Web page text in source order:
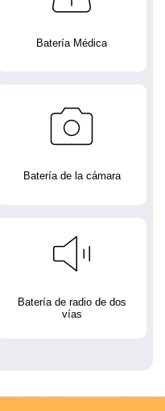
Batería Médica
Batería de la cámara
Batería de radio de dos
vías